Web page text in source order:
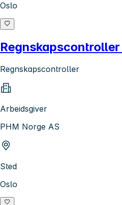
Oslo
Regnskapscontroller
Arbeidsgiver
PHM Norge AS
Sted
Oslo